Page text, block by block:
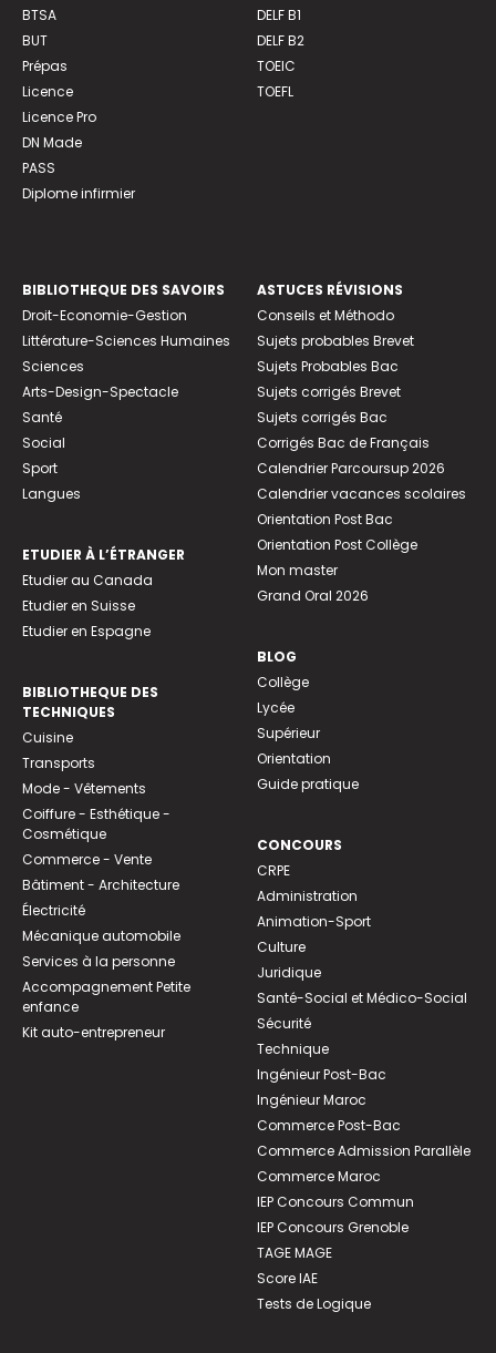
BTSA
BUT
Prépas
Licence
Licence Pro
DN Made
PASS
Diplome infirmier
DELF B1
DELF B2
TOEIC
TOEFL
BIBLIOTHEQUE DES SAVOIRS
Droit-Economie-Gestion
Littérature-Sciences Humaines
Sciences
Arts-Design-Spectacle
Santé
Social
Sport
Langues
ETUDIER À L’ÉTRANGER
Etudier au Canada
Etudier en Suisse
Etudier en Espagne
BIBLIOTHEQUE DES
TECHNIQUES
Cuisine
Transports
Mode - Vêtements
Coiffure - Esthétique -
Cosmétique
Commerce - Vente
Bâtiment - Architecture
Électricité
Mécanique automobile
Services à la personne
Accompagnement Petite
enfance
Kit auto-entrepreneur
ASTUCES RÉVISIONS
Conseils et Méthodo
Sujets probables Brevet
Sujets Probables Bac
Sujets corrigés Brevet
Sujets corrigés Bac
Corrigés Bac de Français
Calendrier Parcoursup 2026
Calendrier vacances scolaires
Orientation Post Bac
Orientation Post Collège
Mon master
Grand Oral 2026
BLOG
Collège
Lycée
Supérieur
Orientation
Guide pratique
CONCOURS
CRPE
Administration
Animation-Sport
Culture
Juridique
Santé-Social et Médico-Social
Sécurité
Technique
Ingénieur Post-Bac
Ingénieur Maroc
Commerce Post-Bac
Commerce Admission Parallèle
Commerce Maroc
IEP Concours Commun
IEP Concours Grenoble
TAGE MAGE
Score IAE
Tests de Logique